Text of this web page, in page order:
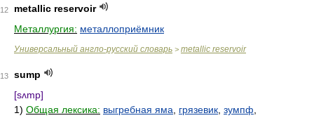
12
metallic reservoir
Металлургия: металлоприёмник
Универсальный англо-русский словарь > metallic reservoir
13
sump
[sʌmp]
1) Общая лексика: выгребная яма грязевик зумпф